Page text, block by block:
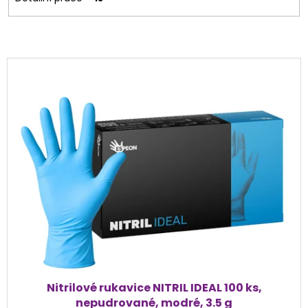
V
Nitrilové rukavice NITRIL IDEAL 100 ks,
nepudrované, modré, 3.5 g